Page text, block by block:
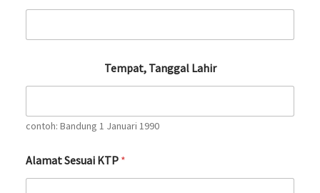
Tempat, Tanggal Lahir
contoh: Bandung 1 Januari 1990
Alamat Sesuai KTP *